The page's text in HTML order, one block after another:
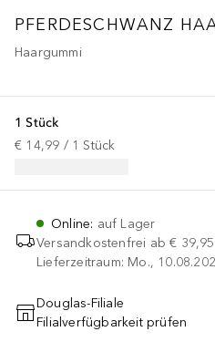
PFERDESCHWANZ
Haargummi
1 Stück
€ 14,99 / 1 Stück
Online: auf Lager
Versandkostenfrei ab € 39,95
Lieferzeitraum: Mo.,
IN DEN
Douglas-Filiale
Filialverfügbarkeit prüfen